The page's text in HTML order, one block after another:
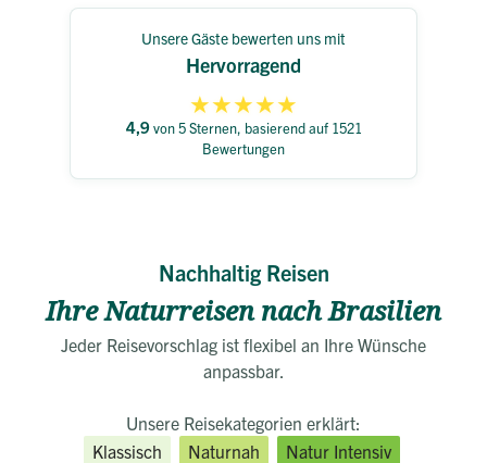
Unsere Gäste bewerten uns mit
Hervorragend
★★★★★
4,9von 5 Sternen, basierend auf 1521
Bewertungen
Nachhaltig Reisen
Ihre Naturreisen nach Brasilien
Jeder Reisevorschlag ist flexibel an Ihre Wünsche
anpassbar.
Unsere Reisekategorien erklärt:
Klassisch
Naturnah
Natur Intensiv